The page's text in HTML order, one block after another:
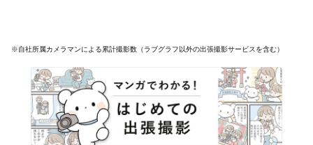
※自社所属カメラマンによる累計撮影数（ラブグラフ以外の出張撮影サービスを含む）